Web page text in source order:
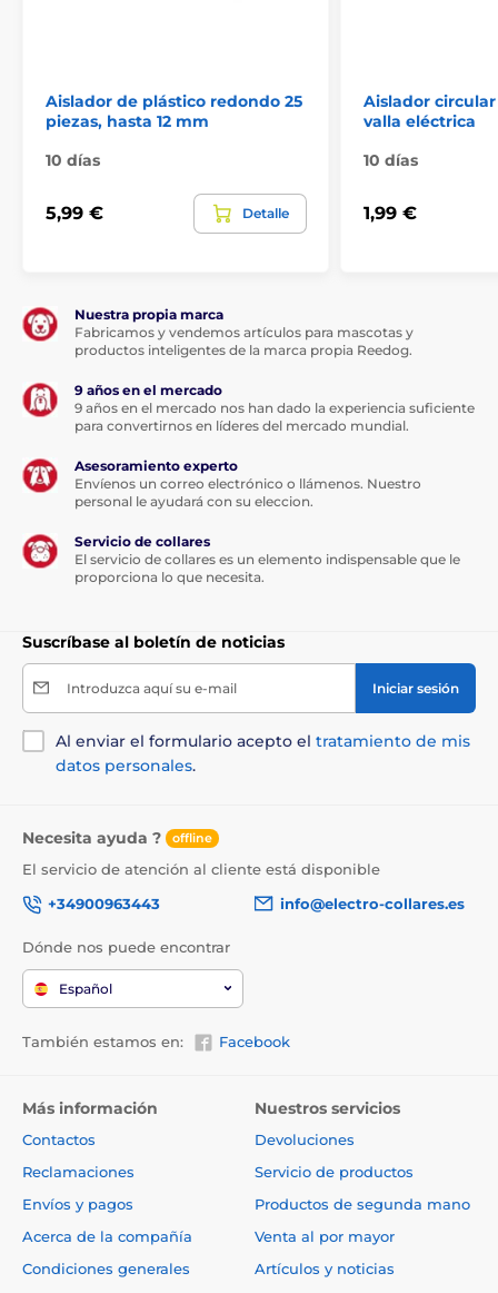
Aislador de plástico redondo 25
piezas, hasta 12 mm
10 días
5,99 € Detalle
Aislador
valla eléctrica
10 días
1,99 €
Nuestra propia marca
Fabricamos y vendemos artículos para mascotas y
productos inteligentes de la marca propia Reedog.
9 años en el mercado
9 años en el mercado nos han dado la experiencia suficiente
para convertirnos en líderes del mercado mundial.
Asesoramiento experto
Envíenos un correo electrónico o llámenos. Nuestro
personal le ayudará con su eleccion.
Servicio de collares
El servicio de collares es un elemento indispensable que le
proporciona lo que necesita.
Suscríbase al boletín de noticias
Introduzca aquí su e-mail Iniciar sesión
Al enviar el formulario acepto el tratamiento de mis
datos personales.
Necesita ayuda ? offline
El servicio de atención al cliente está disponible
+34900963443
info@electro-collares.es
Dónde nos puede encontrar
Español
También estamos en: Facebook
Más información
Contactos
Reclamaciones
Envíos y pagos
Acerca de la compañía
Condiciones generales
Nuestros servicios
Devoluciones
Servicio de productos
Productos de segunda mano
Venta al por mayor
Artículos y noticias